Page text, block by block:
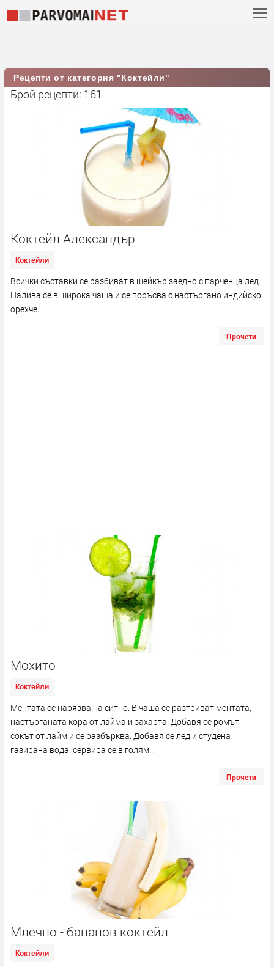
Рецепти от категория "Коктейли"
Брой рецепти: 161
Коктейл Александър
Коктейли
Всички съставки се разбиват в шейкър заедно с парченца лед.
Налива се в широка чаша и се поръсва с настъргано индийско
орехче.
Прочети
Мохито
Коктейли
Ментата се нарязва на ситно. В чаша се разтриват ментата,
настърганата кора от лайма и захарта. Добавя се ромът,
сокът от лайм и се разбърква. Добавя се лед и студена
газирана вода. сервира се в голям...
Прочети
Млечно - бананов коктейл
Коктейли